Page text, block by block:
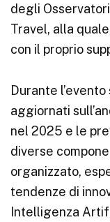
degli
Travel, alla
con il proprio
Durante
aggiornati
nel 2025 e le
diverse
organizzato,
tendenze di
Intelligenza